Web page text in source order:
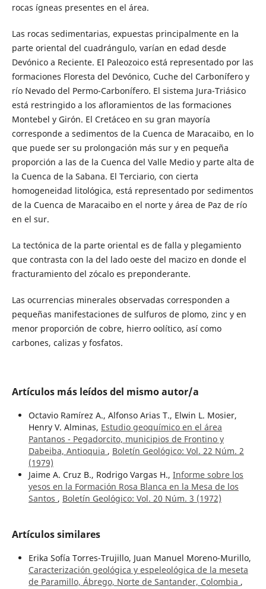
rocas ígneas presentes en el área.
Las rocas sedimentarias, expuestas principalmente en la
parte oriental del cuadrángulo, varían en edad desde
Devónico a Reciente. EI Paleozoico está representado por las
formaciones Floresta del Devónico, Cuche del Carbonífero y
río Nevado del Permo-Carbonífero. El sistema Jura-Triásico
está restringido a los afloramientos de las formaciones
Montebel y Girón. El Cretáceo en su gran mayoría
corresponde a sedimentos de la Cuenca de Maracaibo, en lo
que puede ser su prolongación más sur y en pequeña
proporción a las de la Cuenca del Valle Medio y parte alta de
la Cuenca de la Sabana. El Terciario, con cierta
homogeneidad litológica, está representado por sedimentos
de la Cuenca de Maracaibo en el norte y área de Paz de río
en el sur.
La tectónica de la parte oriental es de falla y plegamiento
que contrasta con la del lado oeste del macizo en donde el
fracturamiento del zócalo es preponderante.
Las ocurrencias minerales observadas corresponden a
pequeñas manifestaciones de sulfuros de plomo, zinc y en
menor proporción de cobre, hierro oolítico, así como
carbones, calizas y fosfatos.
Artículos más leídos del mismo autor/a
Octavio Ramírez A., Alfonso Arias T., Elwin L. Mosier,
Henry V. Alminas, Estudio geoquímico en el área
Pantanos - Pegadorcito, municipios de Frontino y
Dabeiba, Antioquia , Boletín Geológico: Vol. 22 Núm. 2
(1979)
Jaime A. Cruz B., Rodrigo Vargas H., Informe sobre los
yesos en la Formación Rosa Blanca en la Mesa de los
Santos , Boletín Geológico: Vol. 20 Núm. 3 (1972)
Artículos similares
Erika Sofía Torres-Trujillo, Juan Manuel Moreno-Murillo,
Caracterización geológica y espeleológica de la meseta
de Paramillo, Ábrego, Norte de Santander, Colombia ,